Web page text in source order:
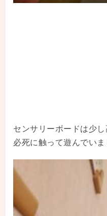
センサリーボードは少
必死に触って遊んでいま